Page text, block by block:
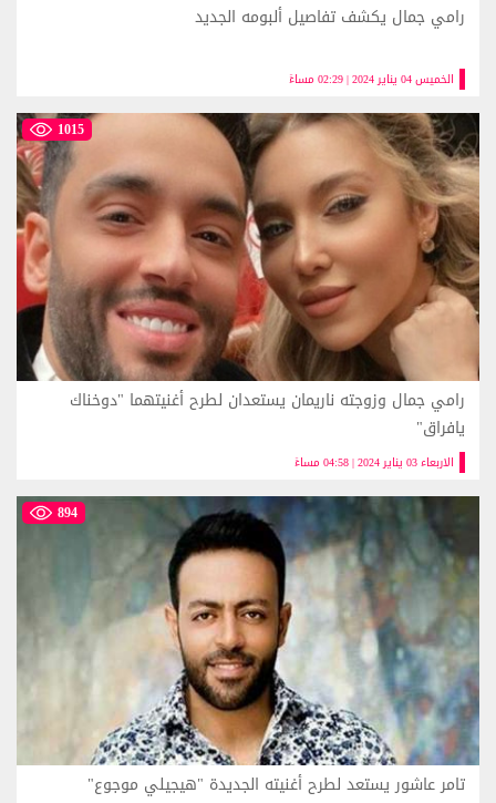
الخميس 04 يناير 2024 | 02:29 مساءً
رامي جمال يكشف تفاصيل ألبومه الجديد
1015
الاربعاء 03 يناير 2024 | 04:58 مساءً
رامي جمال وزوجته ناريمان يستعدان لطرح أغنيتهما "دوخناك
يافراق"
894
تامر عاشور يستعد لطرح أغنيته الجديدة "هيجيلي موجوع"